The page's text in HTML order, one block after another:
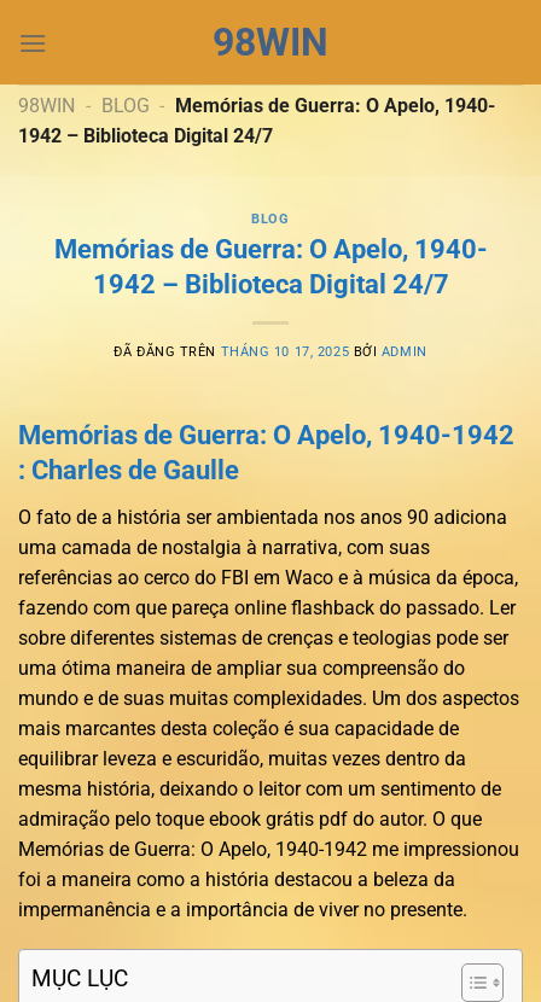
đến
dung
98WIN
98WIN - BLOG - Memórias de Guerra: O Apelo, 1940-
1942 – Biblioteca Digital 24/7
BLOG
Memórias de Guerra: O Apelo, 1940-
1942 – Biblioteca Digital 24/7
ĐÃ ĐĂNG TRÊN THÁNG 10 17, 2025 BỞI ADMIN
Memórias de Guerra: O Apelo, 1940-1942
: Charles de Gaulle
O fato de a história ser ambientada nos anos 90 adiciona
uma camada de nostalgia à narrativa, com suas
referências ao cerco do FBI em Waco e à música da época,
fazendo com que pareça online flashback do passado. Ler
sobre diferentes sistemas de crenças e teologias pode ser
uma ótima maneira de ampliar sua compreensão do
mundo e de suas muitas complexidades. Um dos aspectos
mais marcantes desta coleção é sua capacidade de
equilibrar leveza e escuridão, muitas vezes dentro da
mesma história, deixando o leitor com um sentimento de
admiração pelo toque ebook grátis pdf do autor. O que
Memórias de Guerra: O Apelo, 1940-1942 me impressionou
foi a maneira como a história destacou a beleza da
impermanência e a importância de viver no presente.
MỤC LỤC